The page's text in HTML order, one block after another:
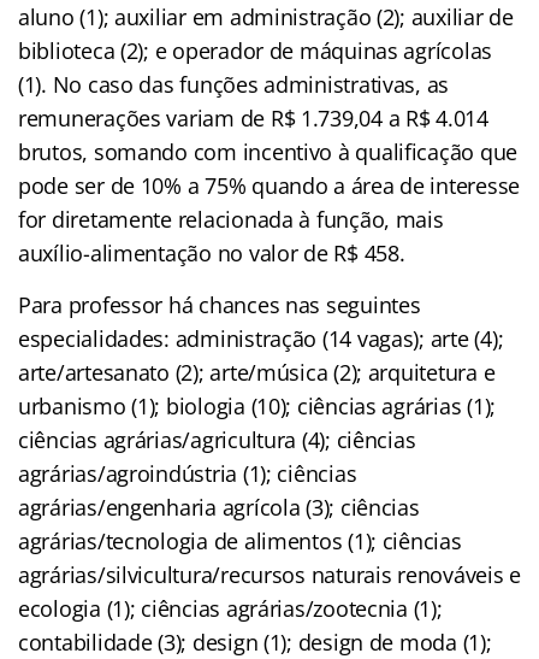
aluno (1); auxiliar em administração (2); auxiliar de
biblioteca (2); e operador de máquinas agrícolas
(1). No caso das funções administrativas, as
remunerações variam de R$ 1.739,04 a R$ 4.014
brutos, somando com incentivo à qualificação que
pode ser de 10% a 75% quando a área de interesse
for diretamente relacionada à função, mais
auxílio-alimentação no valor de R$ 458.
Para professor há chances nas seguintes
especialidades: administração (14 vagas); arte (4);
arte/artesanato (2); arte/música (2); arquitetura e
urbanismo (1); biologia (10); ciências agrárias (1);
ciências agrárias/agricultura (4); ciências
agrárias/agroindústria (1); ciências
agrárias/engenharia agrícola (3); ciências
agrárias/tecnologia de alimentos (1); ciências
agrárias/silvicultura/recursos naturais renováveis e
ecologia (1); ciências agrárias/zootecnia (1);
contabilidade (3); design (1); design de moda (1);